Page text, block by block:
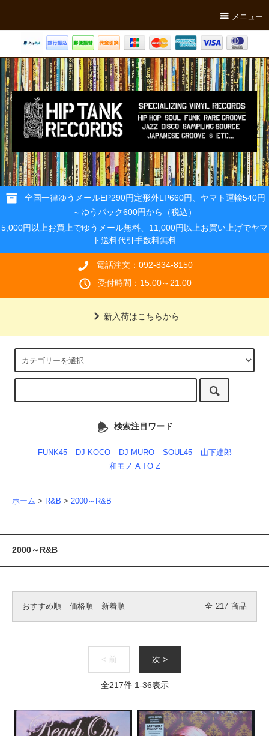
メニュー
全国一律ゆうメールEP290円定形外LP660円、ヤマト運輸540円
～ゆうパック600円から（税込）
5,000円以上お買上でゆうメール無料、11,000円以上お買い上げでヤマ
ト送料代引手数料無料
電話注文：092-834-8150
受付時間：15:00～21:00
新入荷はこちらから
検索注目ワード
FUNK45 DJ KOCO DJ MURO SOUL45
山下達郎
和モノ A TO Z
ホーム > R&B > 2000～R&B
2000～R&B
おすすめ順 価格順 新着順 全 217 商品
< 前 次 >
全217件 1-36表示